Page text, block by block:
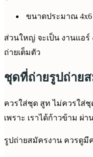
ขนาดประมาณ 4x6
ส่วนใหญ่ จะเป็น งานแอร์
ถ่ายเต็มตัว
ชุดที่ถ่ายรูปถ่าย
ควรใส่ชุด สูท ไม่ควรใส่
เพราะ เราได้ก้าวข้าม ผ่
รูปถ่ายสมัครงาน ควรดูมี